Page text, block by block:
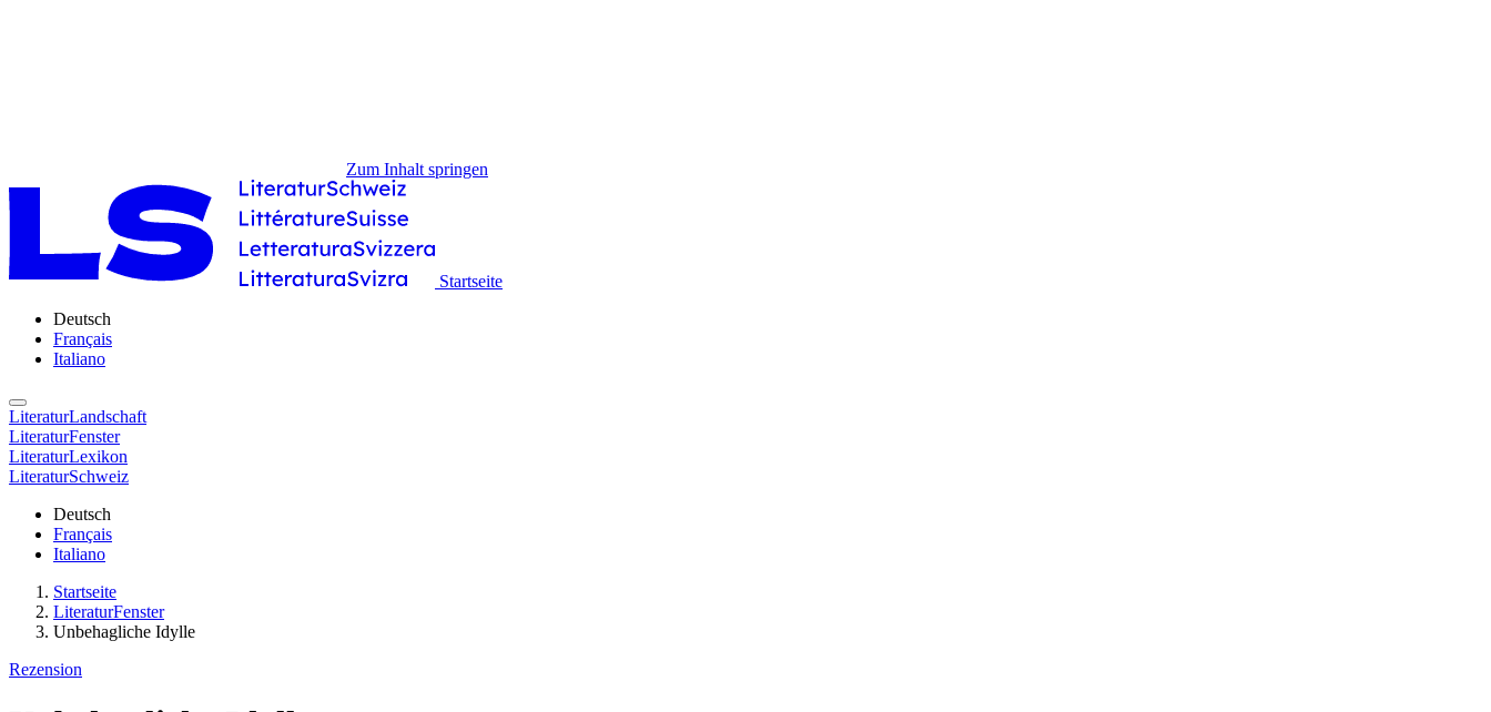
Zum Inhalt springen
Startseite
Deutsch
Français
Italiano
LiteraturLandschaft
LiteraturFenster
LiteraturLexikon
LiteraturSchweiz
Deutsch
Français
Italiano
Startseite
LiteraturFenster
Unbehagliche Idylle
Rezension